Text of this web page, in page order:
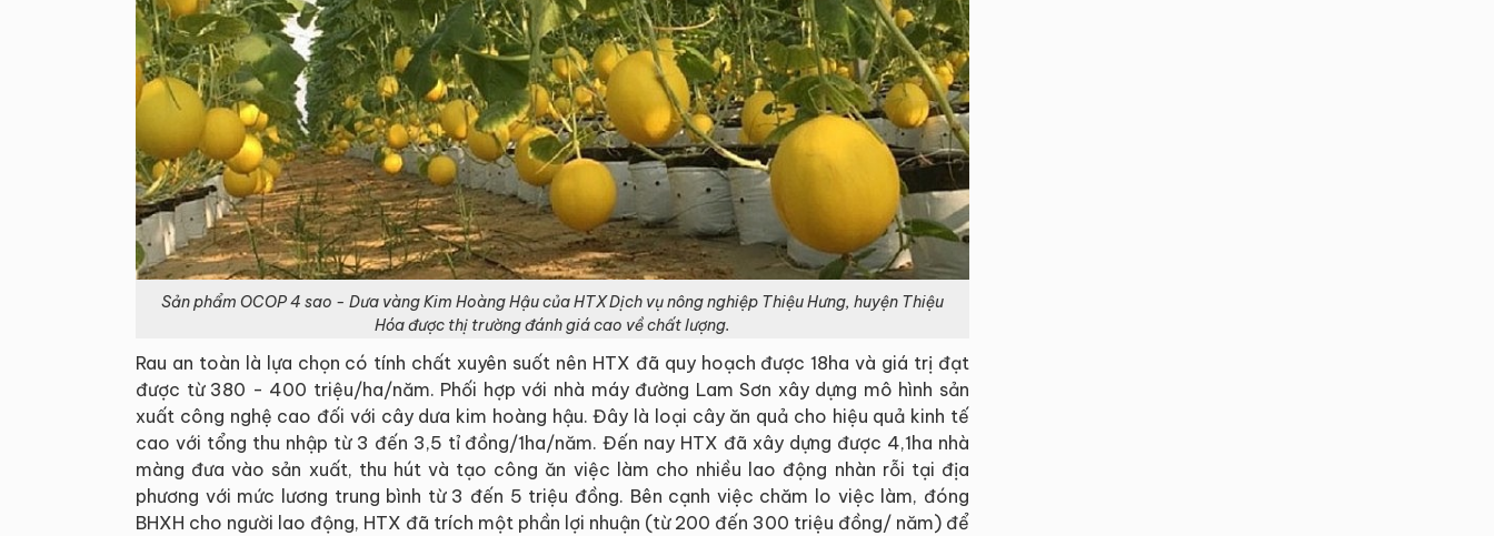
Sản phẩm OCOP 4 sao - Dưa vàng Kim Hoàng Hậu của HTX Dịch vụ nông nghiệp Thiệu Hưng, huyện Thiệu
Hóa được thị trường đánh giá cao về chất lượng.
Rau an toàn là lựa chọn có tính chất xuyên suốt nên HTX đã quy hoạch được 18ha và giá trị đạt
được từ 380 - 400 triệu/ha/năm. Phối hợp với nhà máy đường Lam Sơn xây dựng mô hình sản
xuất công nghệ cao đối với cây dưa kim hoàng hậu. Đây là loại cây ăn quả cho hiệu quả kinh tế
cao với tổng thu nhập từ 3 đến 3,5 tỉ đồng/1ha/năm. Đến nay HTX đã xây dựng được 4,1ha nhà
màng đưa vào sản xuất, thu hút và tạo công ăn việc làm cho nhiều lao động nhàn rỗi tại địa
phương với mức lương trung bình từ 3 đến 5 triệu đồng. Bên cạnh việc chăm lo việc làm, đóng
BHXH cho người lao động, HTX đã trích một phần lợi nhuận (từ 200 đến 300 triệu đồng/ năm) để